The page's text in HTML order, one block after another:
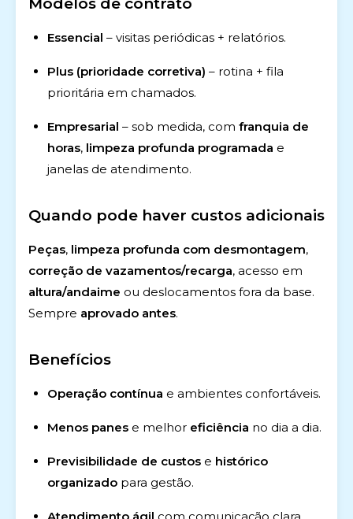
Modelos de contrato
Essencial – visitas periódicas + relatórios.
Plus (prioridade corretiva) – rotina + fila
prioritária em chamados.
Empresarial – sob medida, com franquia de
horas, limpeza profunda programada e
janelas de atendimento.
Quando pode haver custos adicionais
Peças, limpeza profunda com desmontagem,
correção de vazamentos/recarga, acesso em
altura/andaime ou deslocamentos fora da base.
Sempre aprovado antes.
Benefícios
Operação contínua e ambientes confortáveis.
Menos panes e melhor eficiência no dia a dia.
Previsibilidade de custos e histórico
organizado para gestão.